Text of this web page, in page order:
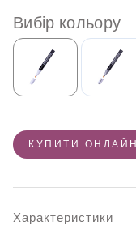
Вибір кольору
КУПИТИ ОНЛАЙН
Характеристики